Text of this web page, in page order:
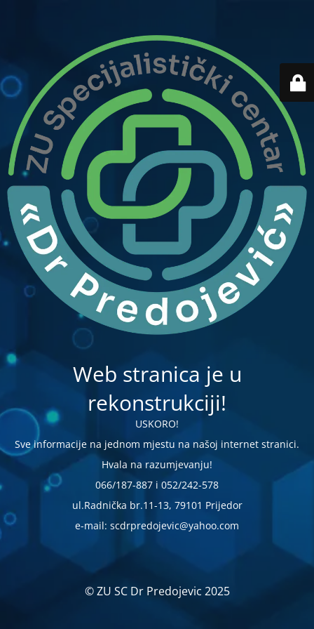
Web stranica je u
rekonstrukciji!
USKORO!
Sve informacije na jednom mjestu na našoj internet stranici.
Hvala na razumjevanju!
066/187-887 i 052/242-578
ul.Radnička br.11-13, 79101 Prijedor
e-mail: scdrpredojevic@yahoo.com
© ZU SC Dr Predojevic 2025